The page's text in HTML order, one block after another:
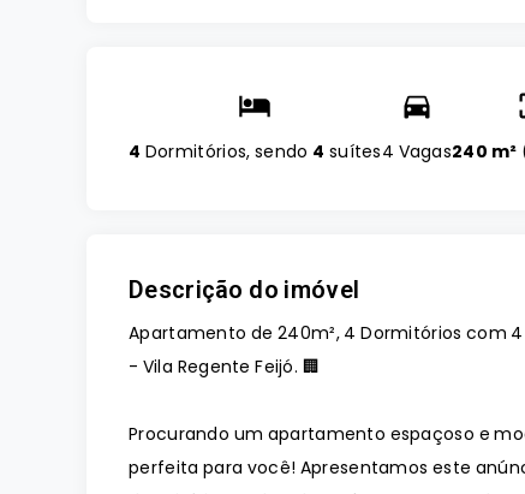
4 Dormitórios, sendo 4 suítes4 Vagas240 m²
Descrição do imóvel
Apartamento de 240m², 4 Dormitórios com
- Vila Regente Feijó. 🏢
Procurando um apartamento espaçoso e
perfeita para você! Apresentamos este